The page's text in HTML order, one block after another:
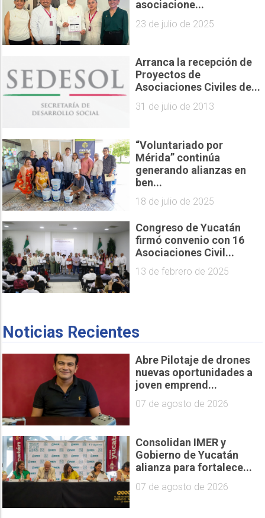
asociacione...
23 de julio de 2025
Arranca la recepción de
Proyectos de
Asociaciones Civiles de...
31 de julio de 2013
“Voluntariado por
Mérida” continúa
generando alianzas en
ben...
18 de julio de 2025
Congreso de Yucatán
firmó convenio con 16
Asociaciones Civil...
13 de febrero de 2025
Noticias Recientes
Abre Pilotaje de drones
nuevas oportunidades a
joven emprend...
07 de agosto de 2026
Consolidan IMER y
Gobierno de Yucatán
alianza para fortalece...
07 de agosto de 2026